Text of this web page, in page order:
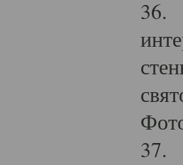
36.
37.